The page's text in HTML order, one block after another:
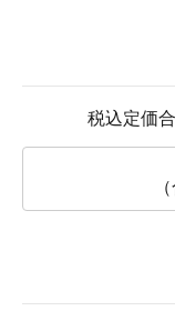
税込定価